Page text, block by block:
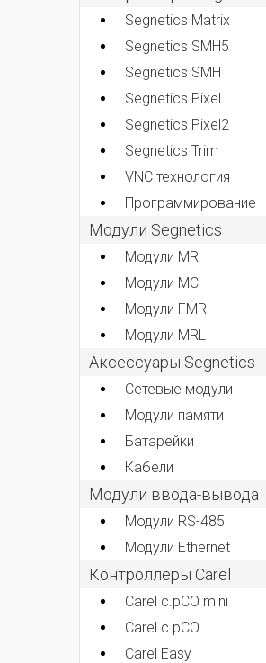
Segnetics Matrix
Segnetics SMH5
Segnetics SMH
Segnetics Pixel
Segnetics Pixel2
Segnetics Trim
VNC технология
Программирование
Модули Segnetics
Модули MR
Модули MC
Модули FMR
Модули MRL
Аксессуары Segnetics
Сетевые модули
Модули памяти
Батарейки
Кабели
Модули ввода-вывода
Модули RS-485
Модули Ethernet
Контроллеры Carel
Carel c.pCO mini
Carel c.pCO
Carel Easy